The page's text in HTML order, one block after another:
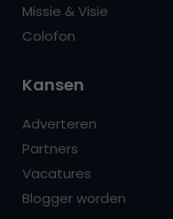
Missie & Visie
Colofon
Kansen
Adverteren
Partners
Vacatures
Blogger worden